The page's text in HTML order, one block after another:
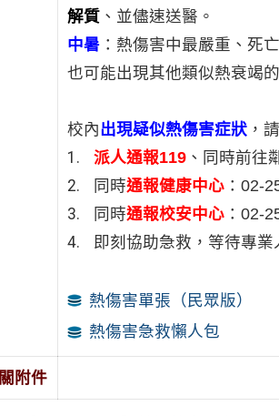
解質、並儘速送醫。
中暑：熱傷害中最嚴重、死
也可能出現其他類似熱衰竭
校內出現疑似熱傷害症狀，
派人通報119 、同時前往
同時通報健康中心 ：02-
同時通報校安中心 ：02-
即刻協助急救，等待專
熱傷害單張（民眾版）
熱傷害急救懶人包
附件